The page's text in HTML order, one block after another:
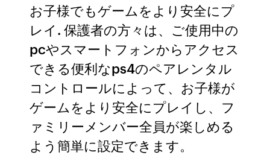
お子様でもゲームをより安全にプ
レイ. 保護者の方々は、ご使用中の
pcやスマートフォンからアクセス
できる便利なps4のペアレンタル
コントロールによって、お子様が
ゲームをより安全にプレイし、フ
ァミリーメンバー全員が楽しめる
よう簡単に設定できます。